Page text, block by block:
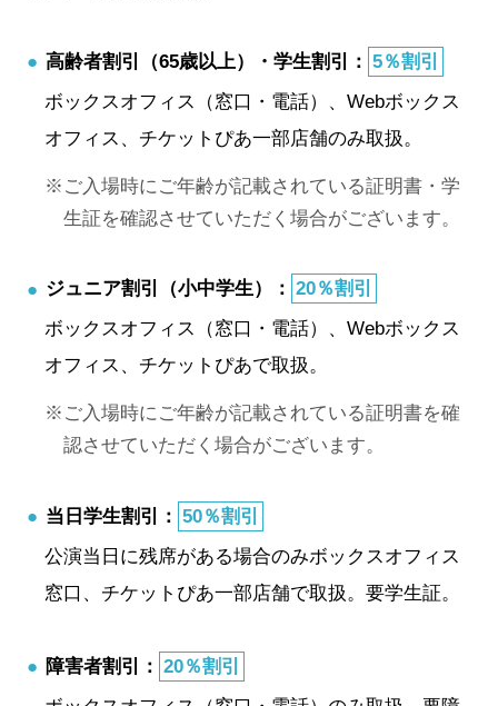
高齢者割引（65歳以上）・学生割引： 5％割引
ボックスオフィス（窓口・電話）、Webボックス
オフィス、チケットぴあ一部店舗のみ取扱。
ご入場時にご年齢が記載されている証明書・学
生証を確認させていただく場合がございます。
ジュニア割引（小中学生）： 20％割引
ボックスオフィス（窓口・電話）、Webボックス
オフィス、チケットぴあで取扱。
ご入場時にご年齢が記載されている証明書を確
認させていただく場合がございます。
当日学生割引： 50％割引
公演当日に残席がある場合のみボックスオフィス
窓口、チケットぴあ一部店舗で取扱。要学生証。
障害者割引： 20％割引